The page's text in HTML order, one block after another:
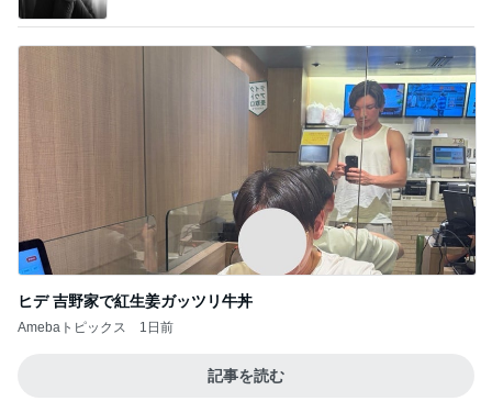
ヒデ 吉野家で紅生姜ガッツリ牛丼
Amebaトピックス 1日前
記事を読む